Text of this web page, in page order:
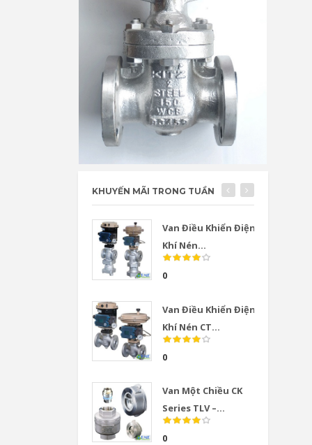
KHUYẾN MÃI TRONG TUẦN
Van Điều Khiển Điện
Khí Nén...
0
Van Điều Khiển Điện
Khí Nén CT...
0
Van Một Chiều CK
Series TLV –...
0